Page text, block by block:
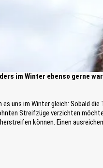
im Winter ebenso gerne
es uns im Winter gleich: Sobald
Streifzüge verzichten
können. Einen